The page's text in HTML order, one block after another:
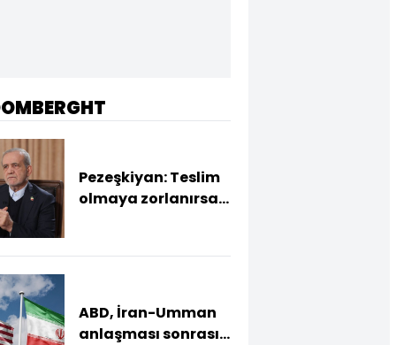
Pezeşkiyan: Teslim
olmaya zorlanırsak
ABD, İran-Umman
anlaşması sonrası